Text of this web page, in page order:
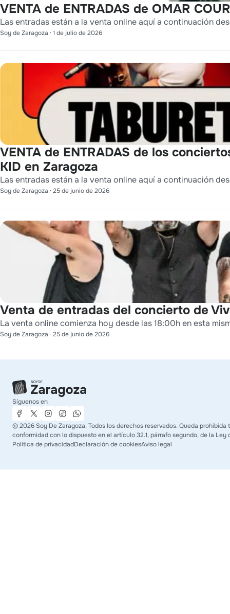
VENTA de ENTRADAS de OMAR
Las entradas están a la venta online aquí a continuación
Soy de Zaragoza · 1 de julio de 2026
VENTA de ENTRADAS de los
KID en Zaragoza
Las entradas están a la venta online aquí a continuación
Soy de Zaragoza · 25 de junio de 2026
Venta de entradas del concierto de
La venta online comienza hoy desde las 18:00h en esta
Soy de Zaragoza · 25 de junio de 2026
Síguenos en
©2026 Soy De Zaragoza. Todos los derechos reservados. Queda
conformidad con lo dispuesto en el artículo 32.1, párrafo segundo, de la Ley
Política de privacidadDeclaración de cookiesAviso legal